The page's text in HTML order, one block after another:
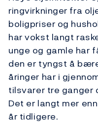
ringvirkninger fra
boligpriser og
har vokst langt
unge og gamle har
den er tyngst å
åringer har i
tilsvarer tre ganger
Det er langt mer
år tidligere.